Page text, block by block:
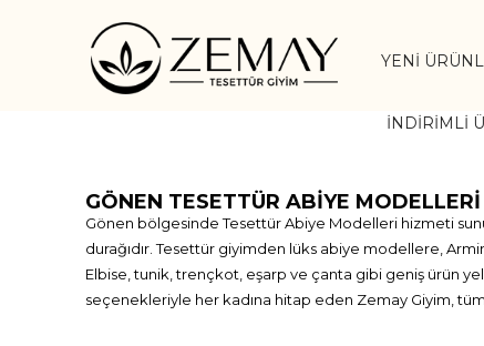
YENI
İNDIRIMLI
GÖNEN TESETTÜR ABIYE MODELLERI
Gönen bölgesinde Tesettür Abiye Modelleri hizmeti
durağıdır. Tesettür giyimden lüks abiye modellere,
Elbise, tunik, trençkot, eşarp ve çanta gibi geniş ürün
seçenekleriyle her kadına hitap eden Zemay Giyim, tüm